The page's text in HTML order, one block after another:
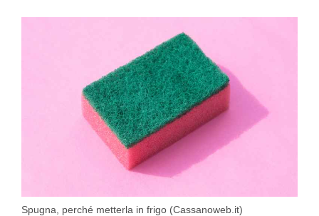
Spugna, perché metterla in frigo (Cassanoweb.it)